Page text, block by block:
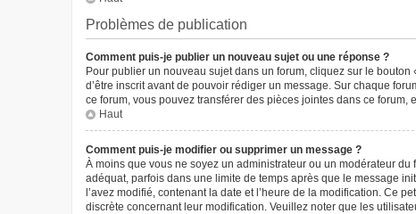
Problèmes de publication
Comment puis-je publier un nouveau sujet ou une réponse ?
Pour publier un nouveau sujet dans un forum, cliquez sur le
d’être inscrit avant de pouvoir rédiger un message. Sur chaque
ce forum, vous pouvez transférer des pièces jointes dans ce forum,
Haut
Comment puis-je modifier ou supprimer un message ?
À moins que vous ne soyez un administrateur ou un modérateur
adéquat, parfois dans une limite de temps après que le message
l’avez modifié, contenant la date et l’heure de la modification. Ce
discrète concernant leur modification. Veuillez noter que les